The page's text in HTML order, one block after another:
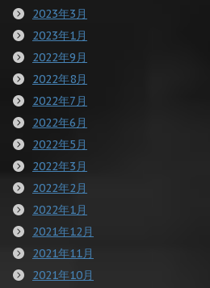
2023年3月
2023年1月
2022年9月
2022年8月
2022年7月
2022年6月
2022年5月
2022年3月
2022年2月
2022年1月
2021年12月
2021年11月
2021年10月